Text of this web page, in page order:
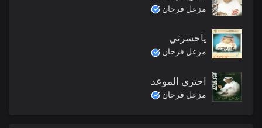
مزعل فرحان
ياحسرتي
مزعل فرحان
احتري الموعد
مزعل فرحان